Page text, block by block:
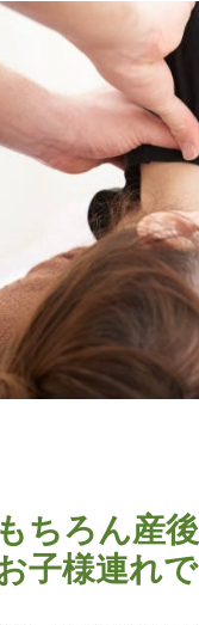
もちろん産
子様連れ